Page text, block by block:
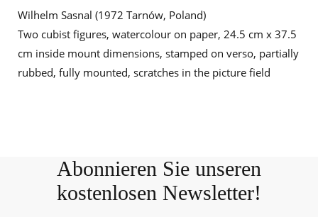
Wilhelm Sasnal (1972 Tarnów, Poland)
Two cubist figures, watercolour on paper, 24.5 cm x 37.5
cm inside mount dimensions, stamped on verso, partially
rubbed, fully mounted, scratches in the picture field
Abonnieren Sie unseren
kostenlosen Newsletter!